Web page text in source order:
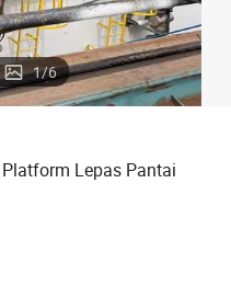
1/6
Lepas Pantai